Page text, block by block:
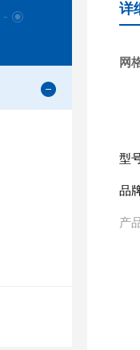
详
网
型
品
产